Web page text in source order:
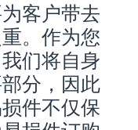
客户带去
。作为您
们将自身
分，因此
件不仅保